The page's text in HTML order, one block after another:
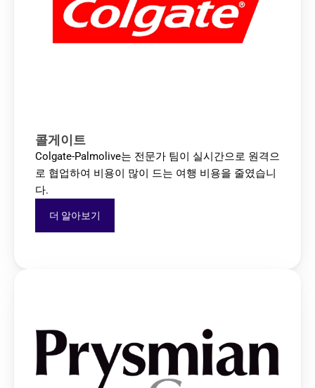
콜게이트
Colgate-Palmolive는 전문가 팀이 실시간으로 원격으
로 협업하여 비용이 많이 드는 여행 비용을 줄였습니
다.
더 알아보기